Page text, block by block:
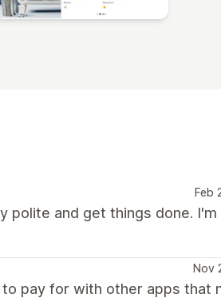
Feb
polite and get things done.
Nov
pay for with other apps that